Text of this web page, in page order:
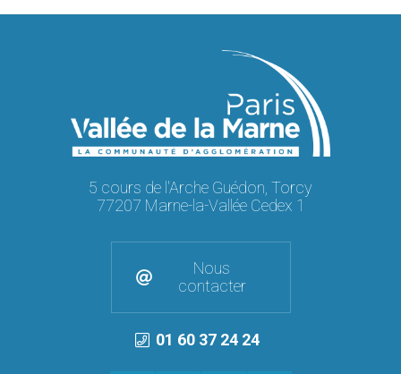
5 cours de l'Arche Guédon, Torcy
77207 Marne-la-Vallée Cedex 1
Nous
contacter
01 60 37 24 24